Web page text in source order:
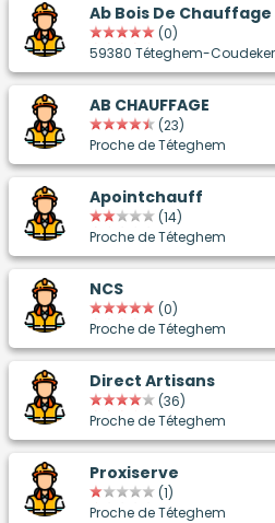
Ab Bois De Chauffage
(0)
59380 Téteghem-
AB CHAUFFAGE
(23)
Proche de Téteghem
Apointchauff
(14)
Proche de Téteghem
NCS
(0)
Proche de Téteghem
Direct Artisans
(36)
Proche de Téteghem
Proxiserve
(1)
Proche de Téteghem